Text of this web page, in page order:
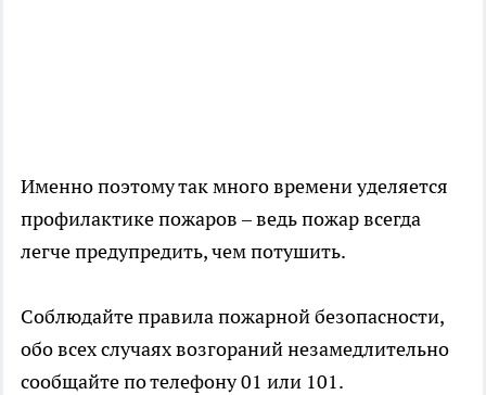
Именно поэтому так много времени уделяется
профилактике пожаров – ведь пожар всегда
легче предупредить, чем потушить.
Соблюдайте правила пожарной безопасности,
обо всех случаях возгораний незамедлительно
сообщайте по телефону 01 или 101.